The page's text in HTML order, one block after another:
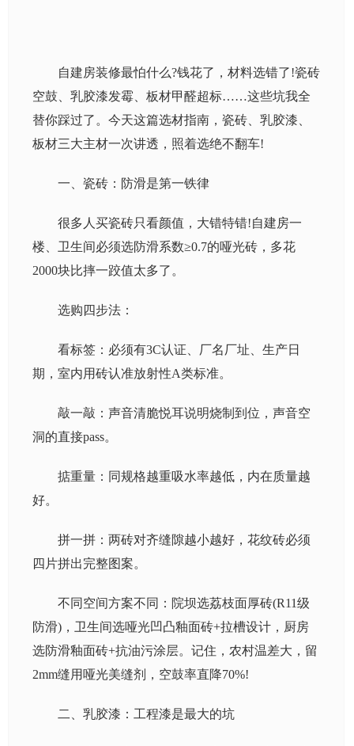
自建房装修最怕什么?钱花了，材料选错了!瓷砖
空鼓、乳胶漆发霉、板材甲醛超标……这些坑我全
替你踩过了。今天这篇选材指南，瓷砖、乳胶漆、
板材三大主材一次讲透，照着选绝不翻车!
一、瓷砖：防滑是第一铁律
很多人买瓷砖只看颜值，大错特错!自建房一
楼、卫生间必须选防滑系数≥0.7的哑光砖，多花
2000块比摔一跤值太多了。
选购四步法：
看标签：必须有3C认证、厂名厂址、生产日
期，室内用砖认准放射性A类标准。
敲一敲：声音清脆悦耳说明烧制到位，声音空
洞的直接pass。
掂重量：同规格越重吸水率越低，内在质量越
好。
拼一拼：两砖对齐缝隙越小越好，花纹砖必须
四片拼出完整图案。
不同空间方案不同：院坝选荔枝面厚砖(R11级
防滑)，卫生间选哑光凹凸釉面砖+拉槽设计，厨房
选防滑釉面砖+抗油污涂层。记住，农村温差大，留
2mm缝用哑光美缝剂，空鼓率直降70%!
二、乳胶漆：工程漆是最大的坑